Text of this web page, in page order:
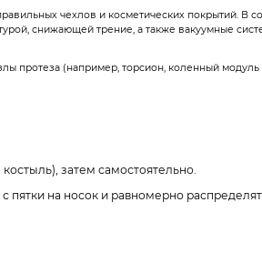
чехлов и косметических покрытий. В
снижающей трение, а также вакуумные
протеза (например, торсион, коленный
затем самостоятельно.
пятки на носок и равномерно